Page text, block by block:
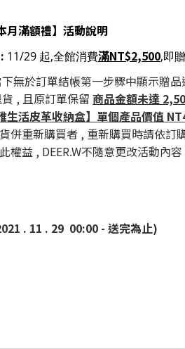
月滿額禮】活動說明
11/29 起,全館消費滿NT$2,500,即
無於訂單結帳第一步驟中顯示贈
, 且原訂單保留 商品金額未達
生活皮革收納盒】 單個產品價值
併重新購買者 , 重新購買時請依訂
權益 , DEER.W不隨意更改活動內
. 11 . 29 00:00 - 送完為止)